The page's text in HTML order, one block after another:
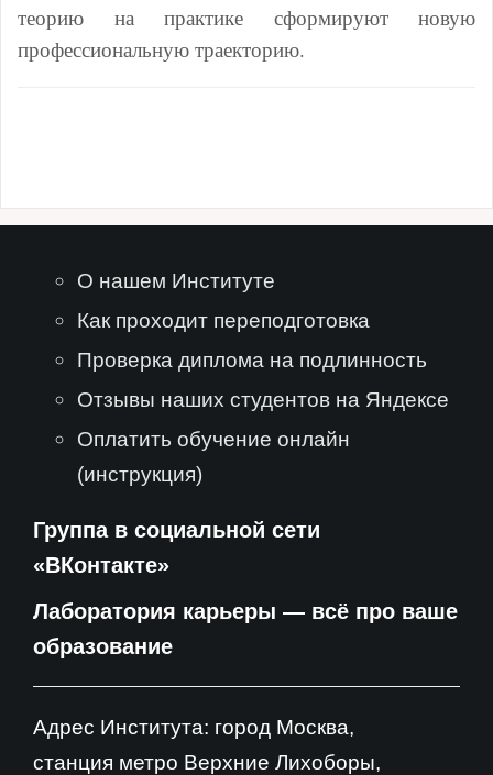
теорию на практике сформируют новую
профессиональную траекторию.
О нашем Институте
Как проходит переподготовка
Проверка диплома на подлинность
Отзывы наших студентов на Яндексе
Оплатить обучение онлайн
(инструкция)
Группа в социальной сети
«ВКонтакте»
Лаборатория карьеры — всё про ваше
образование
Адрес Института: город Москва,
станция метро Верхние Лихоборы,